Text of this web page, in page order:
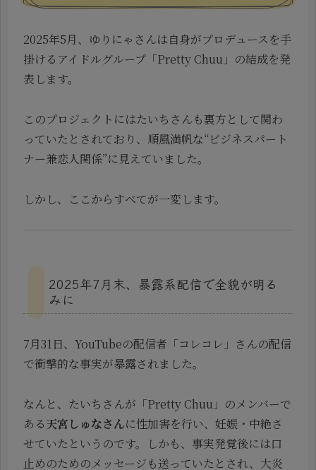
2025年5月、ゆりにゃさんは自身がプロデュースを手
掛けるアイドルグループ「Pretty Chuu」の結成を発
表します。
このプロジェクトにはたいちさんも裏方として関わ
っていたとされており、順風満帆な“ビジネスパート
ナー兼恋人関係”に見えていました。
しかし、ここからすべてが一変します。
2025年7月末、暴露系配信で全貌が明る
みに
7月31日、YouTubeの配信者「コレコレ」さんの配信
で衝撃的な事実が暴露されました。
なんと、たいちさんが「Pretty Chuu」のメンバーで
ある天宮しゅなさんに性加害を行い、妊娠・中絶さ
せていたというのです。しかも、事実発覚後には口
止めのためのメッセージも送っていたとされ、大炎